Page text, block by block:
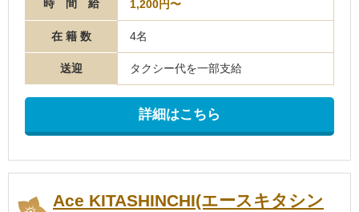
時 間 給 1,200円〜
在 籍 数 4名
送迎 タクシー代を一部支給
詳細はこちら
Ace KITASHINCHI(エースキタシン